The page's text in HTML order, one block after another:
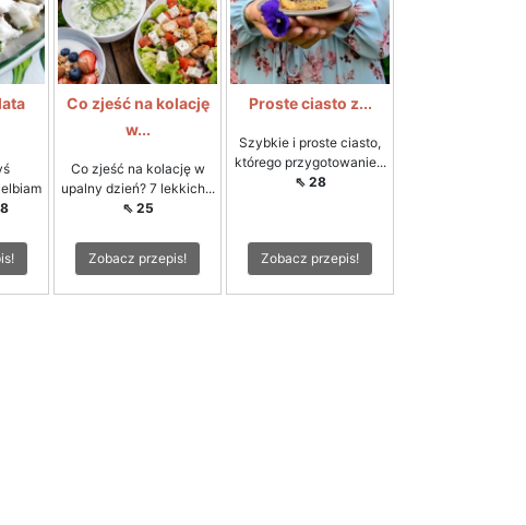
Co zjeść na kolację
w...
Co zjeść na kolację w
upalny dzień? 7 lekkich...
⇖ 25
Zobacz przepis!
Proste ciasto z...
Szybkie i proste ciasto,
którego przygotowanie...
⇖ 28
Zobacz przepis!